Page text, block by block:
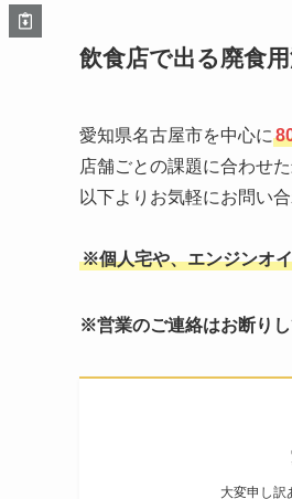
飲食店で出る廃食
愛知県名古屋市を中心に
店舗ごとの課題に合わせ
以下よりお気軽にお問い合
※個人宅や、エンジンオ
※営業のご連絡はお断りし
大変申し訳